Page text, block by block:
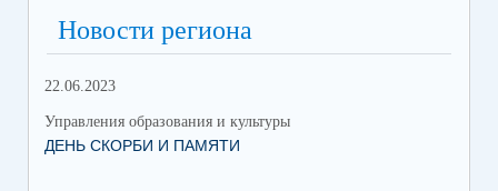
Новости региона
22.06.2023
Управления образования и культуры
ДЕНЬ СКОРБИ И ПАМЯТИ